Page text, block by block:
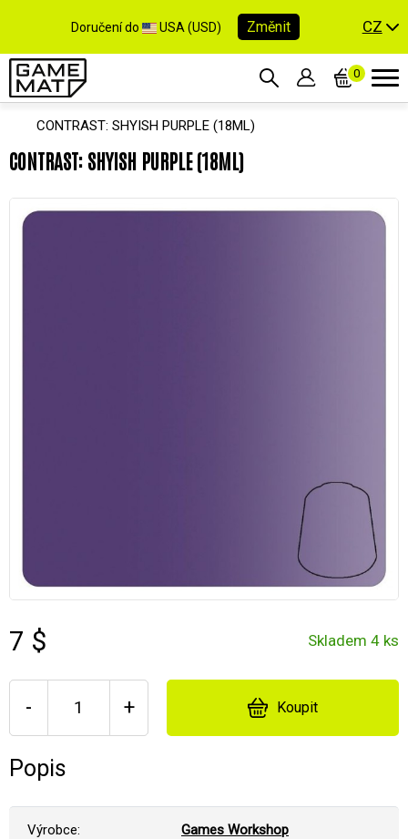
Doručení do USA (USD) Změnit CZ
0
CONTRAST: SHYISH PURPLE (18ML)
CONTRAST: SHYISH PURPLE (18ML)
7 $ Skladem 4 ks
- + Koupit
Popis
Výrobce: Games Workshop